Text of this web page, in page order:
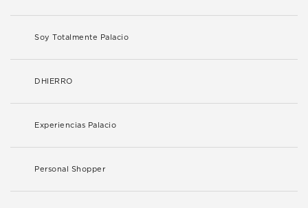
Soy Totalmente Palacio
DHIERRO
Experiencias Palacio
Personal Shopper